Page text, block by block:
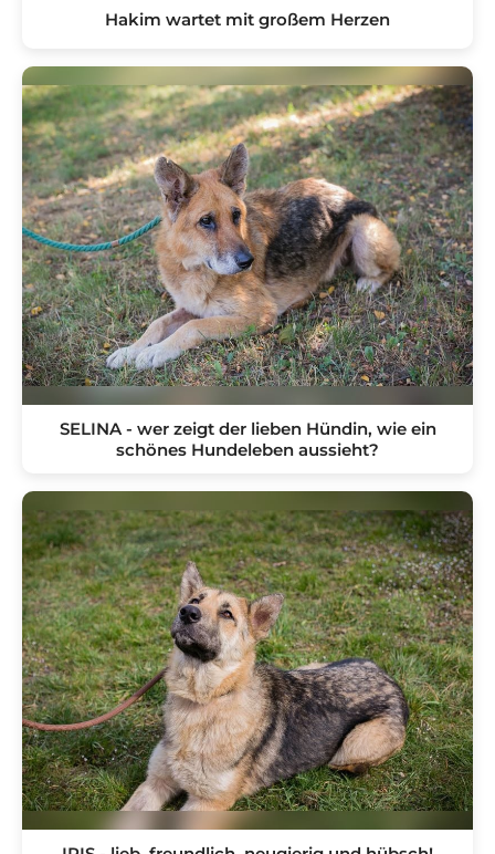
Hakim wartet mit großem Herzen
SELINA - wer zeigt der lieben Hündin, wie ein
schönes Hundeleben aussieht?